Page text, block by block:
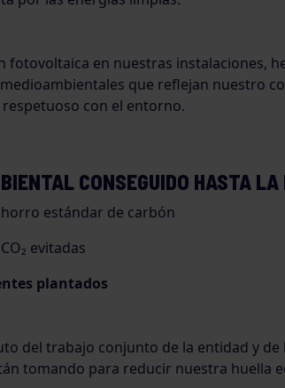
fotovoltaica en nuestras instalaciones,
que reflejan nuestro
con el entorno.
CONSEGUIDO HASTA LA
estándar de carbón
evitadas
plantados
del trabajo conjunto de la entidad y de
tomando para reducir nuestra huella